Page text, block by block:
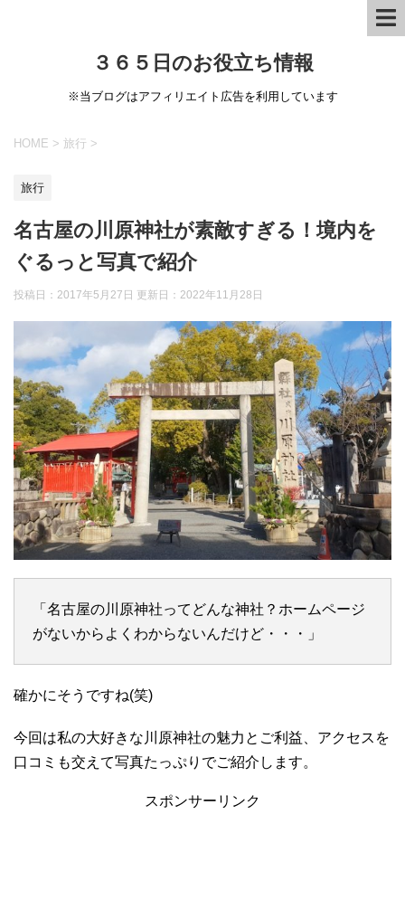
３６５日のお役立ち情報
※当ブログはアフィリエイト広告を利用しています
HOME > 旅行 >
旅行
名古屋の川原神社が素敵すぎる！境内を
ぐるっと写真で紹介
投稿日：2017年5月27日 更新日： 2022年11月28日
「名古屋の川原神社ってどんな神社？ホームページ
がないからよくわからないんだけど・・・」
確かにそうですね(笑)
今回は私の大好きな川原神社の魅力とご利益、アクセスを
口コミも交えて写真たっぷりでご紹介します。
スポンサーリンク